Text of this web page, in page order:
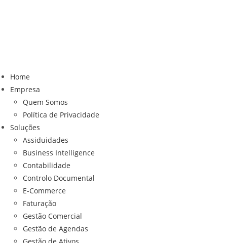
Home
Empresa
Quem Somos
Política de Privacidade
Soluções
Assiduidades
Business Intelligence
Contabilidade
Controlo Documental
E-Commerce
Faturação
Gestão Comercial
Gestão de Agendas